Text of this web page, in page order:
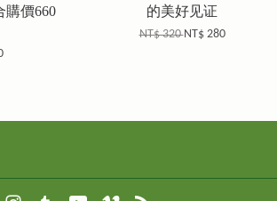
購價660
的美好见证
NT$ 320NT$ 280